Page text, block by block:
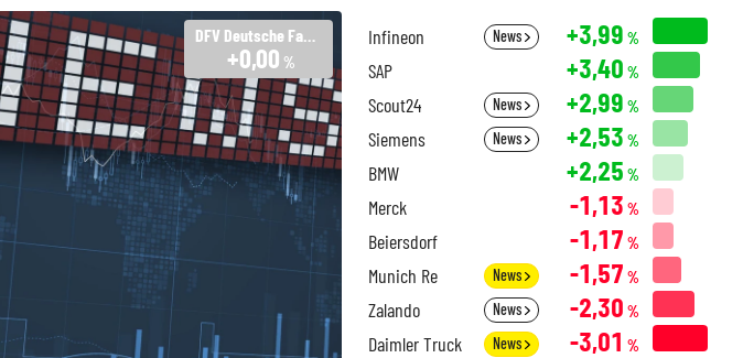
DFV Deutsche Familienversicherung
+0,00 %
Infineon News +3,99 %
SAP +3,40 %
Scout24 News +2,99 %
Siemens News +2,53 %
BMW +2,25 %
Merck -1,13 %
Beiersdorf -1,17 %
Munich Re News -1,57 %
Zalando News -2,30 %
Daimler Truck News -3,01 %